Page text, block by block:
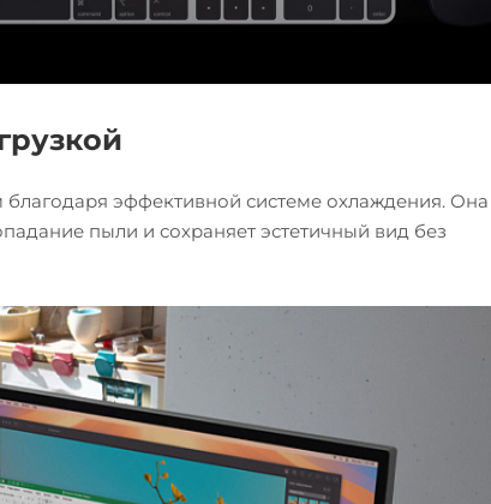
эффективной системе охлаждения. Она
пыли и сохраняет эстетичный вид без